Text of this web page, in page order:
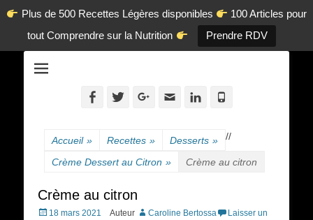
Plus de 500 Recettes Légères disponibles
100 Articles pour
tout Comprendre sur la Nutrition
Prendre RDV
en-ligne.com
Facebook
TwitterGoogleplus
AdresseLinkedin
Accueil » Recettes » /
Desserts » /
Crème Dessert au Citron » Crème au citron
Crème au citron
Posted
18 mars 2021 Auteur Caroline Bertossa
Laisser un